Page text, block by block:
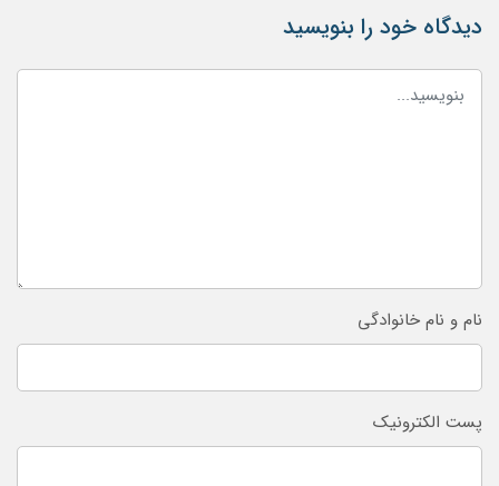
دیدگاه خود را بنویسید
نام و نام خانوادگی
پست الکترونیک